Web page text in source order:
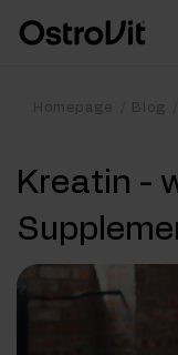
Homepage Blog
Kreatin -